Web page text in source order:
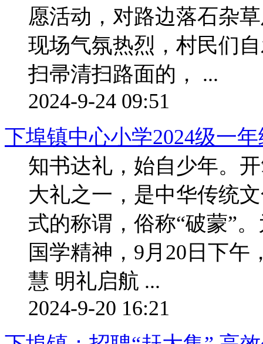
愿活动，对路边落石杂
现场气氛热烈，村民们
扫帚清扫路面的， ...
2024-9-24 09:51
下埠镇中心小学2024级一
知书达礼，始自少年。
大礼之一，是中华传统
式的称谓，俗称“破蒙”
国学精神，9月20日下午
慧 明礼启航 ...
2024-9-20 16:21